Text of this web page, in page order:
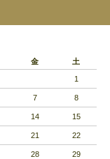
金 土
1
7 8
14 15
21 22
28 29